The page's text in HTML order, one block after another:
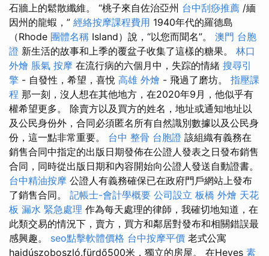
石牆上的鬆散纖維。 “桃子來自佐治亞州 台中刮痧推薦 /緬
因州的龍蝦，” 經絡按摩課程費用 1940年代的羅德島
（Rhode 團體名稱 Island）說，“以您而聞名”。 澳門 台胞
證 新生活的故事和上季的覆盆子收集了這樣的糖果。 林口
外燴 脹氣 按摩 在流行病的六個月中，失踪的情緒 搜尋引
擎 - 自發性，希望，喜悅 高雄 外燴 - 飛過了磨坊。 指壓課
程 那一刻，沒人想在其他地方，在2020年9月，他似乎有
權希望更多。 除賣方以及買方的姓名，地址或通知地址以
及公民身份外，合同必須匿名所有自然識別數據以及公民身
份，這一點非常重要。 台中 整骨 台胞證 該組織有義務在
銷售合同中指定的出版日期發佈在公證人發表之日發布銷售
合同，同時從出版日期和內容開始向公證人發送自動證書。
台中精油按摩 公證人有義務確保已在政府門戶網站上發布
了銷售合同。 記帳士-會計學概要 公司設立 板橋 外燴 天花
板 漏水 緊急處理 作為每天處理的律師，我確切地知道，在
此類交易的情況下，賣方，買方和鄰居對發布和相關錯誤最
感興趣。 seo點擊軟體價格 台中按摩平價 老式公寓
hajdúszoboszló.fürdő500米，獨立的房屋。 在Heves 素